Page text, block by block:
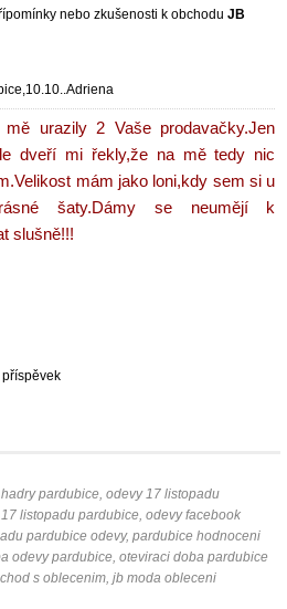
nebo zkušenosti k obchoduJB
mě urazily 2 Vaše prodavačky.Jen
dveří mi řekly,že na mě tedy nic
mám jako loni,kdy sem si u
šaty.Dámy se neumějí k
slušně!!!
příspěvek
pardubice, odevy 17 listopadu
listopadu pardubice, odevy facebook
pardubice odevy, pardubice hodnoceni
odevy pardubice, oteviraci doba pardubice
s oblecenim, jb moda obleceni